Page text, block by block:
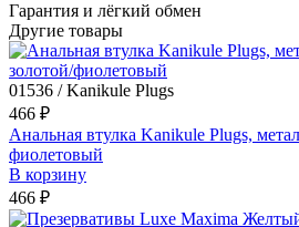
Гарантия и лёгкий обмен
Другие товары
01536 / Kanikule Plugs
466 ₽
Анальная втулка Kanikule Plugs,
фиолетовый
В корзину
466 ₽